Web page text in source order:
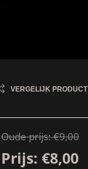
VERGELIJK PRODUCT
Oude prijs:€9,00
Prijs: €8,00